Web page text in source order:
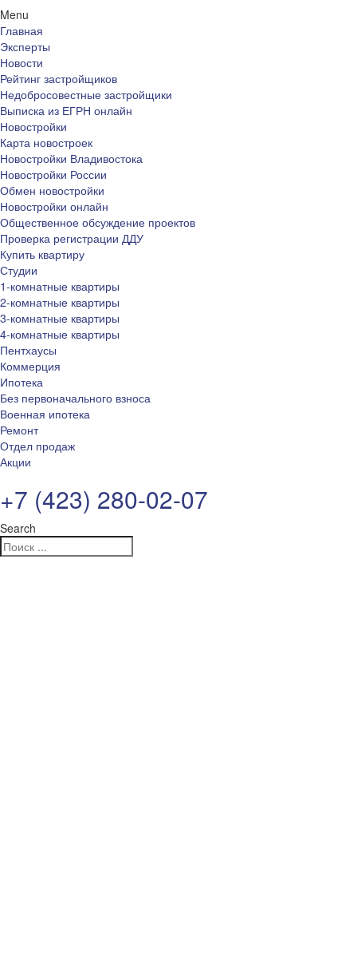
Menu
Главная
Эксперты
Новости
Рейтинг застройщиков
Недобросовестные застройщики
Выписка из ЕГРН онлайн
Новостройки
Карта новостроек
Новостройки Владивостока
Новостройки России
Обмен новостройки
Новостройки онлайн
Общественное обсуждение проектов
Проверка регистрации ДДУ
Купить квартиру
Студии
1-комнатные квартиры
2-комнатные квартиры
3-комнатные квартиры
4-комнатные квартиры
Пентхаусы
Коммерция
Ипотека
Без первоначального взноса
Военная ипотека
Ремонт
Отдел продаж
Акции
+7 (423) 280-02-07
Search